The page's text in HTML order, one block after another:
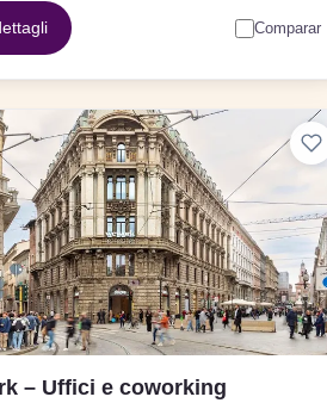
Comparar
– Uffici e coworking